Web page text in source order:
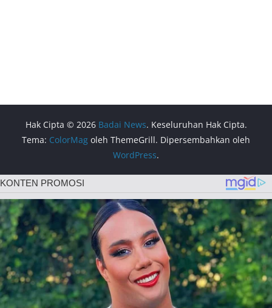
Hak Cipta © 2026 Badai News. Keseluruhan Hak Cipta.
Tema: ColorMag oleh ThemeGrill. Dipersembahkan oleh
WordPress.